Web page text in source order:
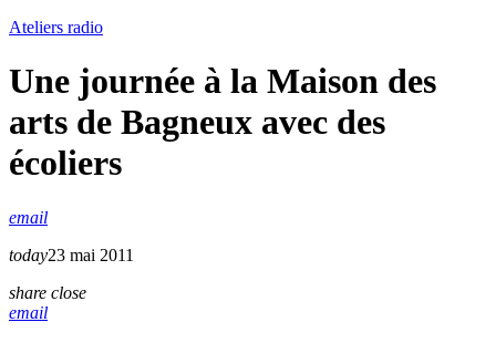
Ateliers radio
Une journée à la Maison des
arts de Bagneux avec des
écoliers
email
today23 mai 2011
share close
email